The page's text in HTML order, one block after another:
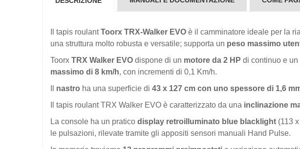
Il tapis roulantToorx TRX-Walker EVO è il camminatore ideale per la
una struttura molto robusta e versatile; supporta un peso massimo
Toorx TRX Walker EVO dispone di un motore da 2 HP di continuo e
massimo di 8 km/h, con incrementi di 0,1 Km/h.
nastro ha una superficie di 43 x 127 cm con uno spessore di 1,6
Il tapis roulant TRX Walker EVO è caratterizzato da una inclinazione
La console ha un pratico display retroilluminato blue blacklight (113
le pulsazioni, rilevate tramite gli appositi sensori manuali Hand Pulse.